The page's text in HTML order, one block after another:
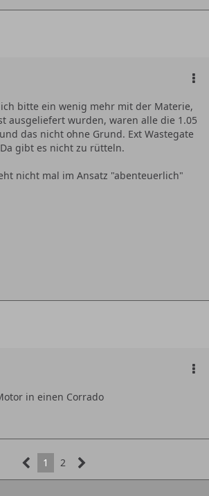
bitte ein wenig mehr mit der Materie,
ausgeliefert wurden, waren alle die 1.05
das nicht ohne Grund. Ext Wastegate
gibt es nicht zu rütteln.
nicht mal im Ansatz "abenteuerlich"
in einen Corrado
1 2